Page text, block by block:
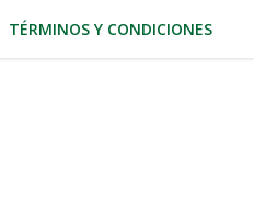
TÉRMINOS Y CONDICIONES